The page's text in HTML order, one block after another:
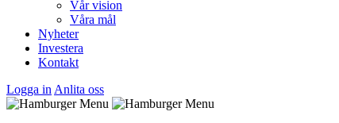
Vår vision
Våra mål
Nyheter
Investera
Kontakt
Logga in Anlita oss